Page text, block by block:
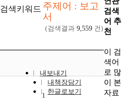
검색키워드 주제어 : 보고
서
(검색결과 9,559 건)
내보내기
내책장담기
한글로보기
1
검색
어 추
천
이 검
색어
로 많
이 본
자료